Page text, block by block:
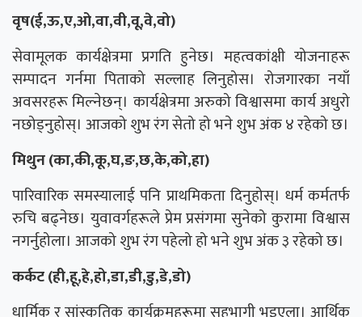
वृष(ई,ऊ,ए,ओ,वा,वी,वू,वे,वो)
सेवामूलक कार्यक्षेत्रमा प्रगति हुनेछ। महत्वकांक्षी योजनाहरू
सम्पादन गर्नमा पिताको सल्लाह लिनुहोस। रोजगारका नयाँ
अवसरहरू मिल्नेछन्। कार्यक्षेत्रमा अरुको विश्वासमा कार्य अधुरो
नछोड्नुहोस्। आजको शुभ रंग सेतो हो भने शुभ अंक ४ रहेको छ।
मिथुन (का,की,कू,घ,ङ,छ,के,को,हा)
पारिवारिक समस्यालाई पनि प्राथमिकता दिनुहोस्। धर्म कर्मतर्फ
रुचि बढ्नेछ। युवावर्गहरूले प्रेम प्रसंगमा सुनेको कुरामा विश्वास
नगर्नुहोला। आजको शुभ रंग पहेलो हो भने शुभ अंक ३ रहेको छ।
कर्कट (ही,हू,हे,हो,डा,डी,डु,डे,डो)